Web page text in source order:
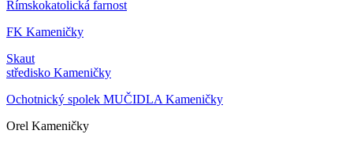
Římskokatolická farnost
FK Kameničky
Skaut
středisko Kameničky
Ochotnický spolek MUČIDLA Kameničky
Orel Kameničky